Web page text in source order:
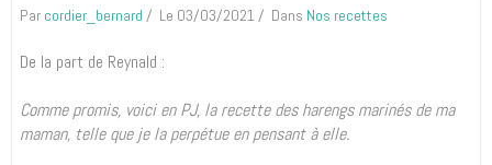
Par cordier_bernard Le 03/03/2021 Dans Nos recettes
De la part de Reynald :
Comme promis, voici en PJ, la recette des harengs marinés de ma
maman, telle que je la perpétue en pensant à elle.